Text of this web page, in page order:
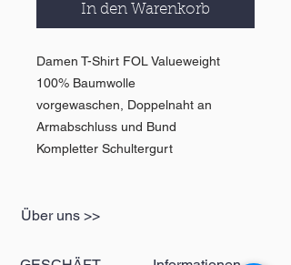
In den Warenkorb
Damen T-Shirt FOL Valueweight
100% Baumwolle
vorgewaschen, Doppelnaht an
Armabschluss und Bund
Kompletter Schultergurt
Über uns >>